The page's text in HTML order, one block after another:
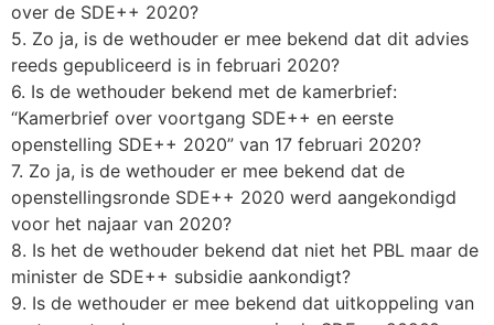
over de SDE++ 2020?
5. Zo ja, is de wethouder er mee bekend dat dit advies
reeds gepubliceerd is in februari 2020?
6. Is de wethouder bekend met de kamerbrief:
“Kamerbrief over voortgang SDE++ en eerste
openstelling SDE++ 2020” van 17 februari 2020?
7. Zo ja, is de wethouder er mee bekend dat de
openstellingsronde SDE++ 2020 werd aangekondigd
voor het najaar van 2020?
8. Is het de wethouder bekend dat niet het PBL maar de
minister de SDE++ subsidie aankondigt?
9. Is de wethouder er mee bekend dat uitkoppeling van